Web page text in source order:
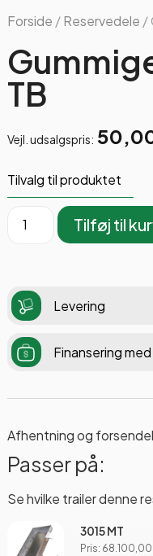
Forside /Reservedele /
TB
Vejl. udsalgspris:
Tilvalg til produktet
Tilføj til
Levering
Finansering
Afhentning og
Passer på:
Se hvilke trailer denne
3015 MT
Pris: 68.100,00